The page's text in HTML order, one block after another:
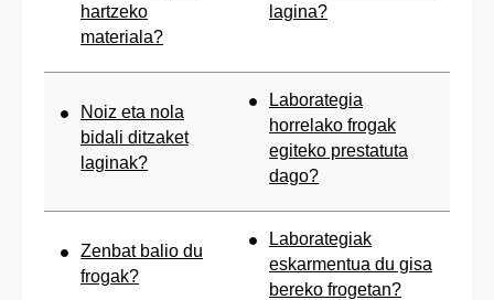
hartzeko
materiala?
lagina?
Noiz eta nola
bidali ditzaket
laginak?
Laborategia
horrelako frogak
egiteko prestatuta
dago?
Zenbat balio du
frogak?
Laborategiak
eskarmentua du gisa
bereko frogetan?